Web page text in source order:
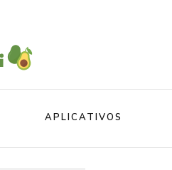
lugar
APLICATIVOS